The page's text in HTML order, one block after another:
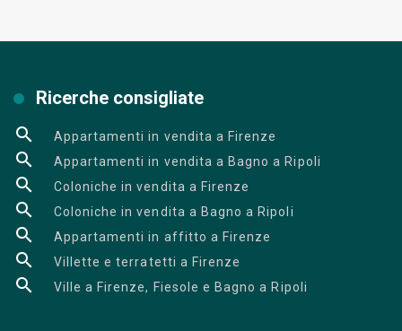
Ricerche consigliate
Appartamenti in vendita a Firenze
Appartamenti in vendita a Bagno a Ripoli
Coloniche in vendita a Firenze
Coloniche in vendita a Bagno a Ripoli
Appartamenti in affitto a Firenze
Villette e terratetti a Firenze
Ville a Firenze, Fiesole e Bagno a Ripoli